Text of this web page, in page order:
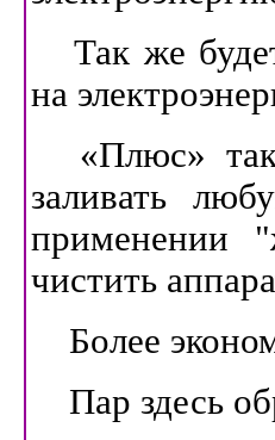
Так же
на
«Плюс»
заливать
применении
чистить
Более
Пар здесь